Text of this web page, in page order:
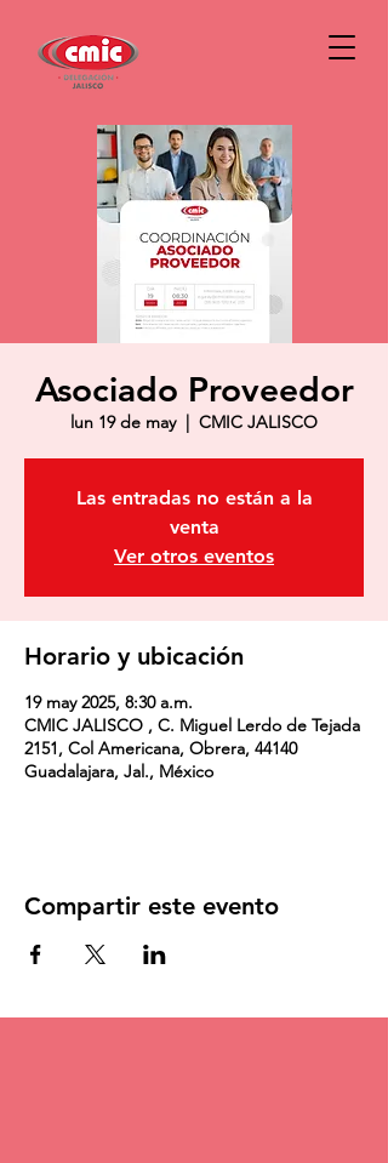
Asociado Proveedor
lun 19 de may
  |
CMIC JALISCO
Las entradas no están a la
venta
Ver otros eventos
Horario y ubicación
19 may 2025, 8:30 a.m.
CMIC JALISCO , C. Miguel Lerdo de Tejada
2151, Col Americana, Obrera, 44140
Guadalajara, Jal., México
Compartir este evento